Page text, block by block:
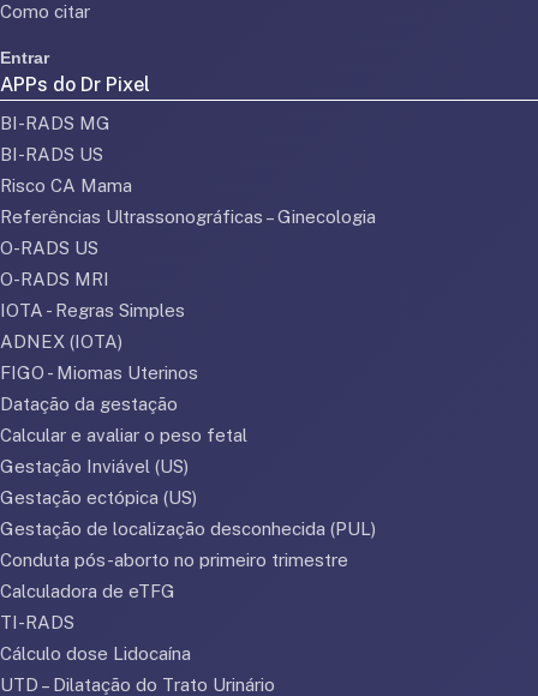
Como citar
Entrar
APPs do Dr Pixel
BI-RADS MG
BI-RADS US
Risco CA Mama
Referências Ultrassonográficas – Ginecologia
O-RADS US
O-RADS MRI
IOTA - Regras Simples
ADNEX (IOTA)
FIGO - Miomas Uterinos
Datação da gestação
Calcular e avaliar o peso fetal
Gestação Inviável (US)
Gestação ectópica (US)
Gestação de localização desconhecida (PUL)
Conduta pós-aborto no primeiro trimestre
Calculadora de eTFG
TI-RADS
Cálculo dose Lidocaína
UTD – Dilatação do Trato Urinário